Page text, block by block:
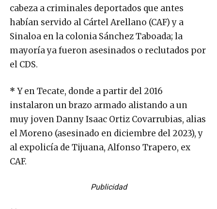
cabeza a criminales deportados que antes
habían servido al Cártel Arellano (CAF) y a
Sinaloa en la colonia Sánchez Taboada; la
mayoría ya fueron asesinados o reclutados por
el CDS.
* Y en Tecate, donde a partir del 2016
instalaron un brazo armado alistando a un
muy joven Danny Isaac Ortiz Covarrubias, alias
el Moreno (asesinado en diciembre del 2023), y
al expolicía de Tijuana, Alfonso Trapero, ex
CAF.
Publicidad